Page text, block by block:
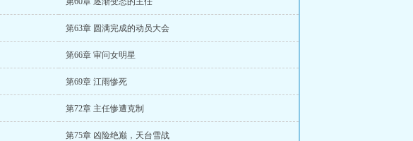
第63章 圆满完成的动员大会
第66章 审问女明星
第69章 江雨惨死
第72章 主任惨遭克制
第75章 凶险绝巅，天台雪战